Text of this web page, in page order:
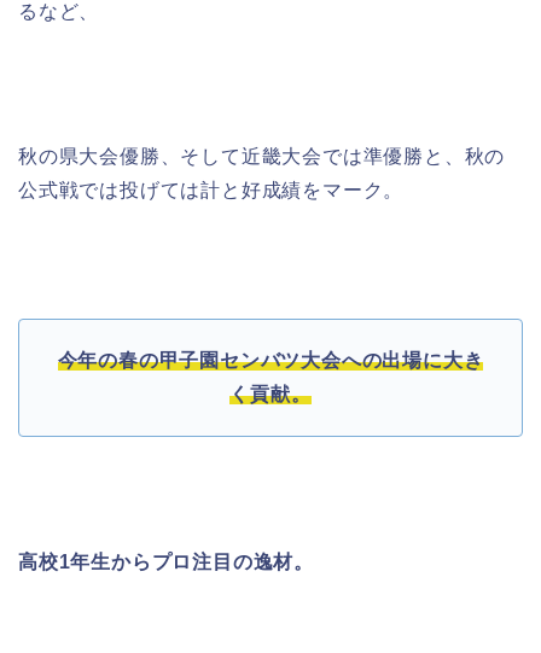
るなど、
秋の県大会優勝、そして近畿大会では準優勝と、 秋の
公式戦では投げては計と好成績をマーク。
今年の春の甲子園センバツ大会への出場に大き
く貢献。
高校1年生から プロ注目の逸材。